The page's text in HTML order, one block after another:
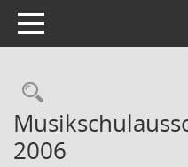
Toggle navigation
2006